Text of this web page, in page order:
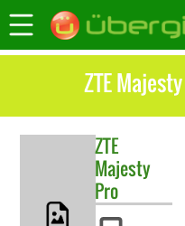
ZTE
ZTE
Majesty
Pro